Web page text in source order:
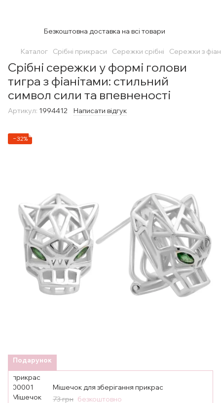
Безкоштовна доставка на всі товари
Каталог Срібні прикраси Сережки срібні Сережки з
Срібні сережки у формі голови
тигра з фіанітами: стильний
символ сили та впевненості
Артикул: 1994412 Написати відгук
−32%
Подарунок
Мішечок для зберігання прикрас
73 грн безкоштовно